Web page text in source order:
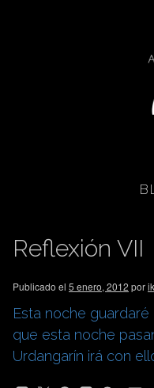
Reflexión VII
Publicado el 5 enero, 2012 por
Esta noche
que esta noche
Urdangarín irá con